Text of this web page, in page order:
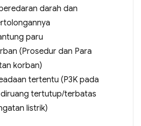
darah dan
paru
(Prosedur dan Para
korban)
tertentu (P3K pada
tertutup/terbatas
listrik)